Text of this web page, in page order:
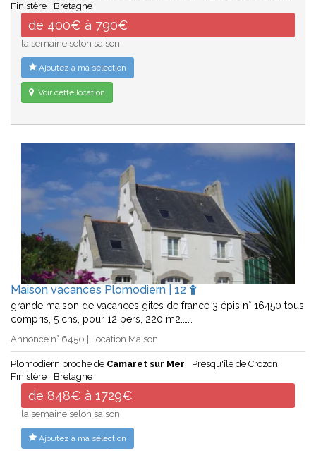
Finistère
Bretagne
de 400€ à 790€
la semaine selon saison
Ajoutez à ma sélection
Voir cette location
Maison vacances Plomodiern | 12
grande maison de vacances gites de france 3 épis n° 16450 tous
compris, 5 chs, pour 12 pers, 220 m2.……
Annonce n° 6450 | Location Maison
Plomodiern proche de Camaret sur Mer
Presqu'île de Crozon
Finistère
Bretagne
de 848€ à 1729€
la semaine selon saison
Ajoutez à ma sélection